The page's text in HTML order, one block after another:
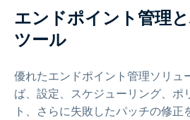
エンドポイント管理
ツール
優れたエンドポイント管理ソリュ
ば、設定、スケジューリング、ポ
ト、さらに失敗したパッチの修正